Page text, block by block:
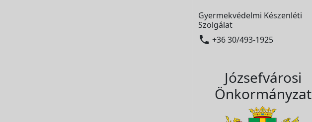
Gyermekvédelmi Készenléti
Szolgálat
 +36 30/493-1925
Józsefvárosi
Önkormányzat